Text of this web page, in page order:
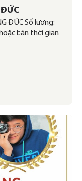
ĐỨC
ĐỨC Số lượng:
bán thời gian